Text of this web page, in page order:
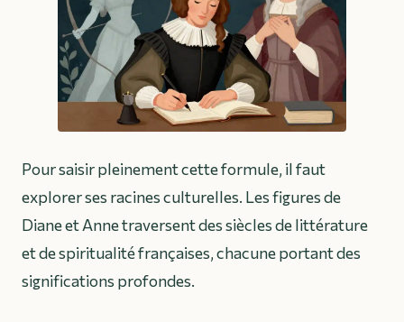
Pour saisir pleinement cette formule, il faut
explorer ses racines culturelles. Les figures de
Diane et Anne traversent des siècles de littérature
et de spiritualité françaises, chacune portant des
significations profondes.